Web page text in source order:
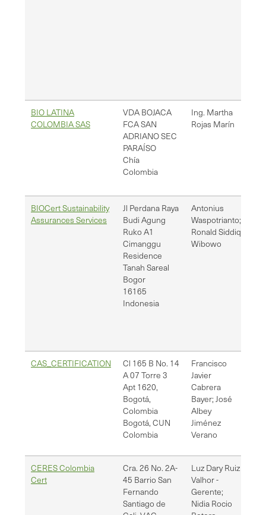
BIO LATINA
COLOMBIA SAS
VDA BOJACA
FCA SAN
ADRIANO SEC
PARAÍSO
Chía
Colombia
Ing. Martha
Rojas Marín
BIOCert Sustainability
Assurances Services
Jl Perdana Raya
Budi Agung
Ruko A1
Cimanggu
Residence
Tanah Sareal
Bogor
16165
Indonesia
Antonius
Waspotrianto;
Ronald Siddiq
Wibowo
CAS_CERTIFICATION
Cl 165 B No. 14
A 07 Torre 3
Apt 1620,
Bogotá,
Colombia
Bogotá, CUN
Colombia
Francisco
Javier
Cabrera
Bayer; José
Albey
Jiménez
Verano
CERES Colombia
Cert
Cra. 26 No. 2A-
45 Barrio San
Fernando
Santiago de
Luz Dary Ruiz
Valhor -
Gerente;
Nidia Rocio